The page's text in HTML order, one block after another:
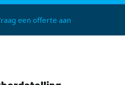
een offerte aan